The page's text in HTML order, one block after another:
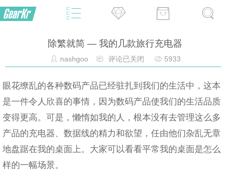
除繁就简 — 我的几款旅行充电器
nashgoo 评论已关闭 5933
眼花缭乱的各种数码产品已经驻扎到我们的生活中，这本
是一件令人欣喜的事情，因为数码产品使我们的生活品质
变得更高。可是，懒惰如我的人，根本没有去管理这么多
产品的充电器、数据线的精力和欲望，任由他们杂乱无章
地盘踞在我的桌面上。大家可以看看平常我的桌面是怎么
样的一幅场景。